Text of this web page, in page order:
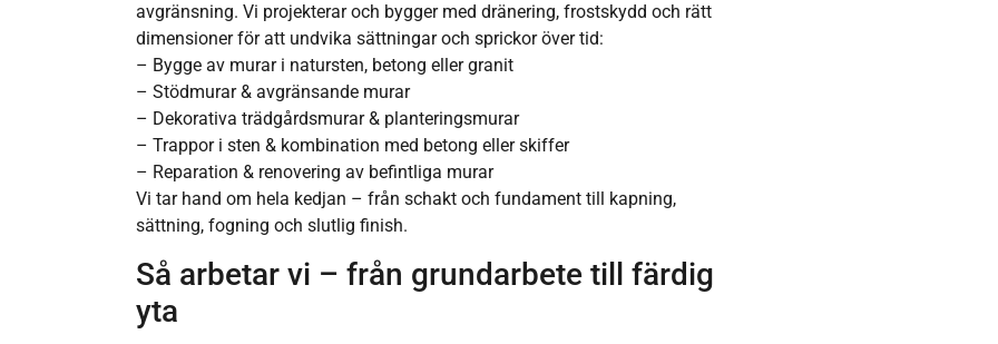
avgränsning. Vi projekterar och bygger med dränering, frostskydd och rätt
dimensioner för att undvika sättningar och sprickor över tid:
– Bygge av murar i natursten, betong eller granit
– Stödmurar & avgränsande murar
– Dekorativa trädgårdsmurar & planteringsmurar
– Trappor i sten & kombination med betong eller skiffer
– Reparation & renovering av befintliga murar
Vi tar hand om hela kedjan – från schakt och fundament till kapning,
sättning, fogning och slutlig finish.
Så arbetar vi – från grundarbete till färdig
yta